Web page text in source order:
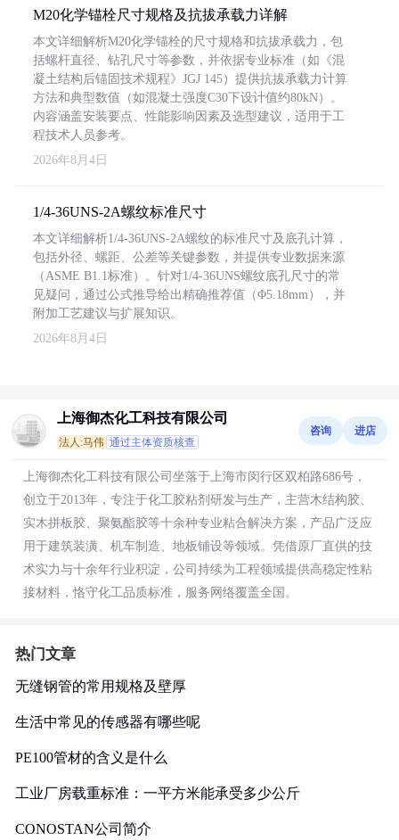
M20化学锚栓尺寸规格及抗拔承载力详解
本文详细解析M20化学锚栓的尺寸规格和抗拔承载力，包
括螺杆直径、钻孔尺寸等参数，并依据专业标准（如《混
凝土结构后锚固技术规程》JGJ 145）提供抗拔承载力计算
方法和典型数值（如混凝土强度C30下设计值约80kN）。
内容涵盖安装要点、性能影响因素及选型建议，适用于工
程技术人员参考。
2026年8月4日
1/4-36UNS-2A螺纹标准尺寸
本文详细解析1/4-36UNS-2A螺纹的标准尺寸及底孔计算，
包括外径、螺距、公差等关键参数，并提供专业数据来源
（ASME B1.1标准）。针对1/4-36UNS螺纹底孔尺寸的常
见疑问，通过公式推导给出精确推荐值（Φ5.18mm），并
附加工艺建议与扩展知识。
2026年8月4日
上海御杰化工科技有限公司
法人:马伟 通过主体资质核查
咨询 进店
上海御杰化工科技有限公司坐落于上海市闵行区双柏路686号，
创立于2013年，专注于化工胶粘剂研发与生产，主营木结构胶、
实木拼板胶、聚氨酯胶等十余种专业粘合解决方案，产品广泛应
用于建筑装潢、机车制造、地板铺设等领域。凭借原厂直供的技
术实力与十余年行业积淀，公司持续为工程领域提供高稳定性粘
接材料，恪守化工品质标准，服务网络覆盖全国。
热门文章
无缝钢管的常用规格及壁厚
生活中常见的传感器有哪些呢
PE100管材的含义是什么
工业厂房载重标准：一平方米能承受多少公斤
CONOSTAN公司简介